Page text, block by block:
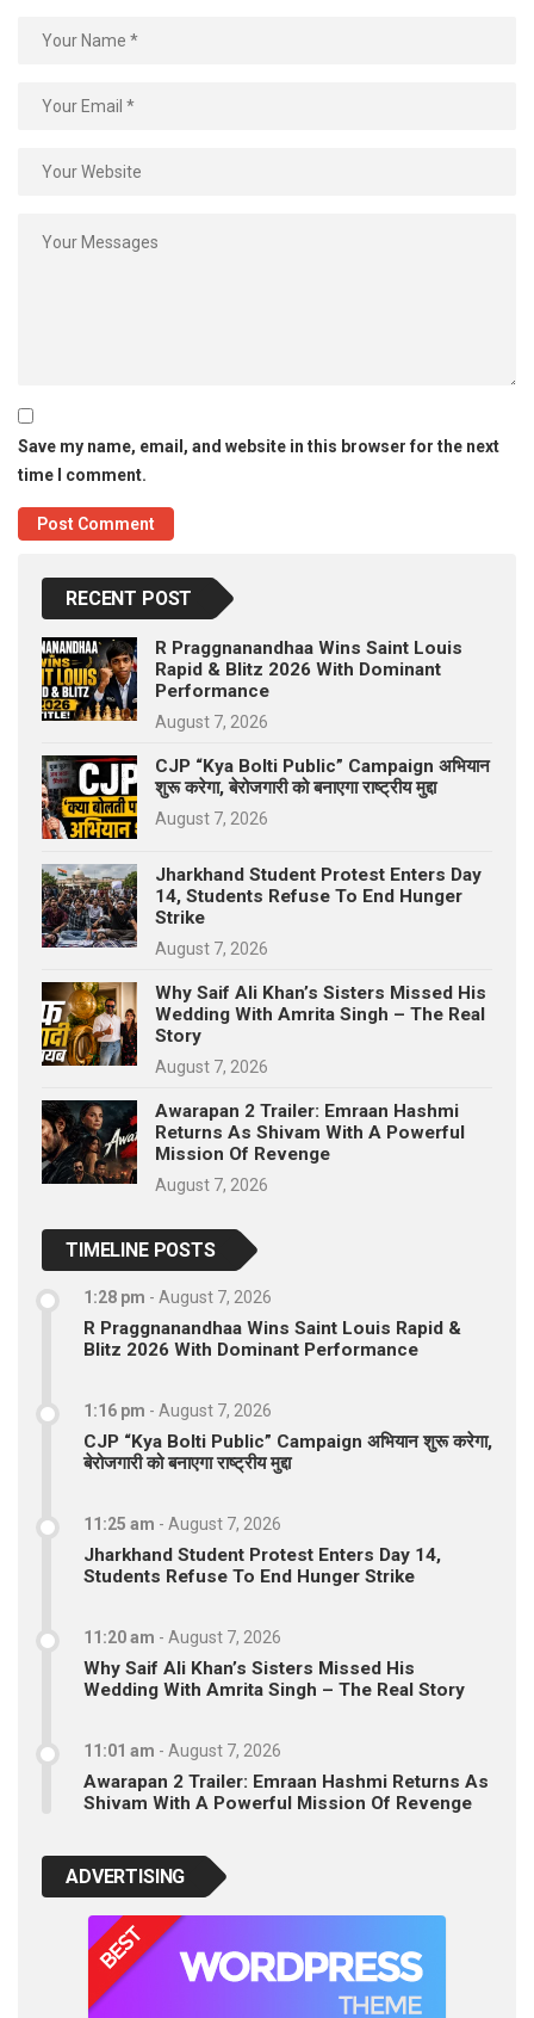
Save my name, email, and website in this browser for the next
time I comment.
RECENT POST
R Praggnanandhaa Wins Saint Louis
Rapid & Blitz 2026 With Dominant
Performance
August 7, 2026
CJP “Kya Bolti Public” Campaign अभियान
शुरू करेगा, बेरोजगारी को बनाएगा राष्ट्रीय मुद्दा
August 7, 2026
Jharkhand Student Protest Enters Day
14, Students Refuse To End Hunger
Strike
August 7, 2026
Why Saif Ali Khan’s Sisters Missed His
Wedding With Amrita Singh – The Real
Story
August 7, 2026
Awarapan 2 Trailer: Emraan Hashmi
Returns As Shivam With A Powerful
Mission Of Revenge
August 7, 2026
TIMELINE POSTS
1:28 pm - August 7, 2026
R Praggnanandhaa Wins Saint Louis Rapid &
Blitz 2026 With Dominant Performance
1:16 pm - August 7, 2026
CJP “Kya Bolti Public” Campaign अभियान शुरू करेगा,
बेरोजगारी को बनाएगा राष्ट्रीय मुद्दा
11:25 am - August 7, 2026
Jharkhand Student Protest Enters Day 14,
Students Refuse To End Hunger Strike
11:20 am - August 7, 2026
Why Saif Ali Khan’s Sisters Missed His
Wedding With Amrita Singh – The Real Story
11:01 am - August 7, 2026
Awarapan 2 Trailer: Emraan Hashmi Returns As
Shivam With A Powerful Mission Of Revenge
ADVERTISING